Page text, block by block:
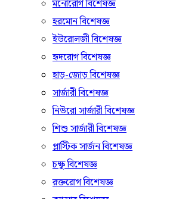
মনোরোগ বিশেষজ্ঞ
হরমোন বিশেষজ্ঞ
ইউরোলজী বিশেষজ্ঞ
হৃদরোগ বিশেষজ্ঞ
হাড়-জোড় বিশেষজ্ঞ
সার্জারী বিশেষজ্ঞ
নিউরো সার্জারী বিশেষজ্ঞ
শিশু সার্জারী বিশেষজ্ঞ
প্লাস্টিক সার্জন বিশেষজ্ঞ
চক্ষু বিশেষজ্ঞ
রক্তরোগ বিশেষজ্ঞ